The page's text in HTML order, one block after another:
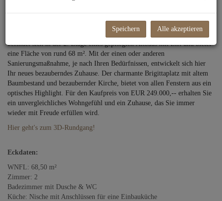
Brigittaplatz vermittelt Ihnen ein ausgezeichnetes Wohngefühl. Sie
befindet sich in der 2. Etage eines gepflegtenAltbausmit Lift und bietet
eine Fläche von rund 68 m². Mit der einen oder anderen
Sanierungsmaßnahme, je nach Ihren Bedürfnissen, entwickelt sich hier
Ihr neues bezauberndes Zuhause. Der charmante Brigittaplatz mit altem
Baumbestand und bezaubernder Kirche, bietet von allen Fenstern aus ein
optisches Highlight. Für den Kaufpreis von EUR 249.000,-- erhalten Sie
ein unvergleichliches Wohngefühl und ein Zuhause, das Sie immer
wieder mit Freude erfüllen wird.
Hier geht's zum 3D-Rundgang!
Eckdaten:
WNFL: 68,50 m²
Zimmer: 2
Badezimmer mit Dusche & WC
Küche: Nische mit Anschlüssen für eine Einbauküche
Speichern Alle akzeptieren